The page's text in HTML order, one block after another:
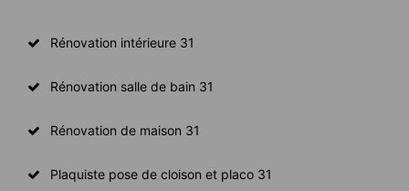
Rénovation intérieure 31
Rénovation salle de bain 31
Rénovation de maison 31
Plaquiste pose de cloison et placo 31